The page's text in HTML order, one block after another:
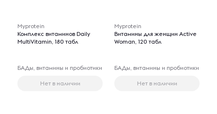
Myprotein
Комплекс витаминов Daily
MultiVitamin, 180 табл
БАДы, витамины и пробиотики
Нет в наличии
Myprotein
Витамины для женщин Active
Woman, 120 табл
БАДы, витамины и пробиотики
Нет в наличии